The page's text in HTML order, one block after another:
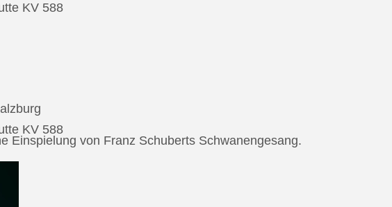
KV 588
KV 588
Einspielung von Franz Schuberts Schwanengesang.